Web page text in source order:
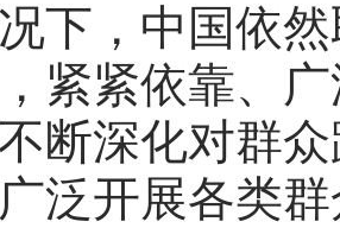
下，中国依
紧紧依靠、
断深化对群
泛开展各类